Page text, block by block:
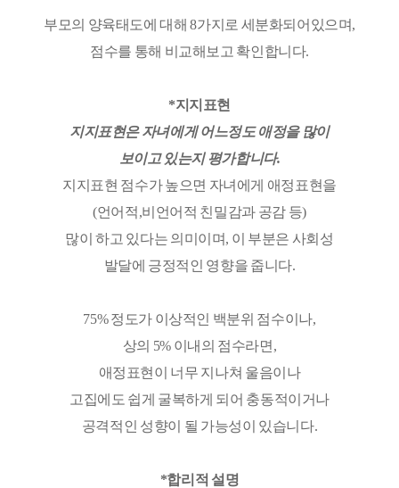
부모의 양육태도에 대해 8가지로 세분화되어있으며,
점수를 통해 비교해보고 확인합니다.
*지지표현
지지표현은 자녀에게 어느정도 애정을 많이
보이고 있는지 평가합니다.
지지표현 점수가 높으면 자녀에게 애정표현을
(언어적,비언어적 친밀감과 공감 등)
많이 하고 있다는 의미이며, 이 부분은 사회성
발달에 긍정적인 영향을 줍니다.
75% 정도가 이상적인 백분위 점수이나,
상의 5% 이내의 점수라면,
애정표현이 너무 지나쳐 울음이나
고집에도 쉽게 굴복하게 되어 충동적이거나
공격적인 성향이 될 가능성이 있습니다.
*합리적 설명